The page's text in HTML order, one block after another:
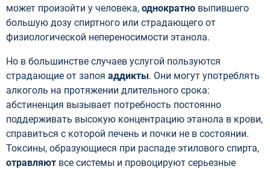
может произойти у человека, однократно выпившего
большую дозу спиртного или страдающего от
физиологической непереносимости этанола.
Но в большинстве случаев услугой пользуются
страдающие от запоя аддикты. Они могут употреблять
алкоголь на протяжении длительного срока:
абстиненция вызывает потребность постоянно
поддерживать высокую концентрацию этанола в крови,
справиться с которой печень и почки не в состоянии.
Токсины, образующиеся при распаде этилового спирта,
отравляют все системы и провоцируют серьезные